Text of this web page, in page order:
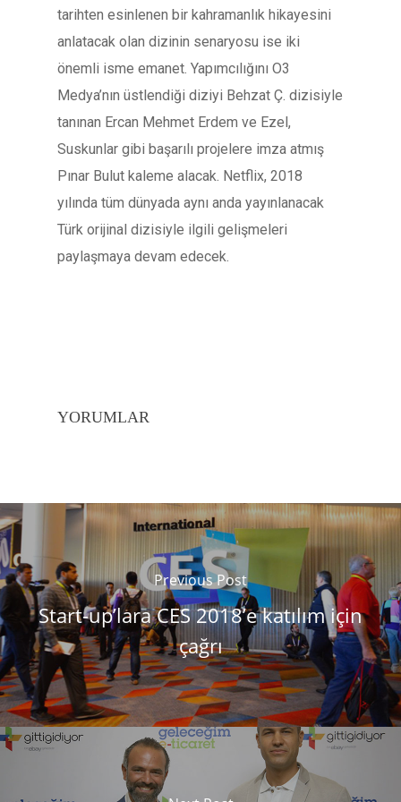
tarihten esinlenen bir kahramanlık hikayesini
anlatacak olan dizinin senaryosu ise iki
önemli isme emanet. Yapımcılığını O3
Medya’nın üstlendiği diziyi Behzat Ç. dizisiyle
tanınan Ercan Mehmet Erdem ve Ezel,
Suskunlar gibi başarılı projelere imza atmış
Pınar Bulut kaleme alacak. Netflix, 2018
yılında tüm dünyada aynı anda yayınlanacak
Türk orijinal dizisiyle ilgili gelişmeleri
paylaşmaya devam edecek.
YORUMLAR
Previous Post
Start-up’lara CES 2018’e katılım için
çağrı